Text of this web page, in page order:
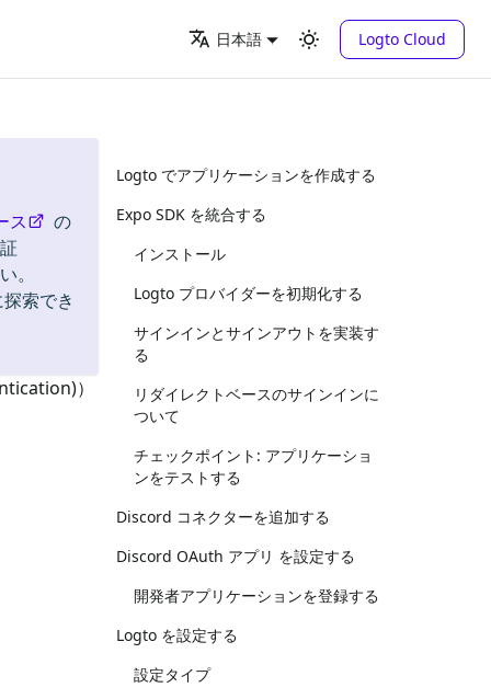
日本語 Logto Cloud
ス
の
。
索でき
）
Logto でアプリケーションを作成する
Expo SDK を統合する
インストール
Logto プロバイダーを初期化する
サインインとサインアウトを実装す
る
リダイレクトベースのサインインに
ついて
チェックポイント: アプリケーショ
ンをテストする
Discord コネクターを追加する
Discord OAuth アプリ を設定する
開発者アプリケーションを登録する
Logto を設定する
設定タイプ